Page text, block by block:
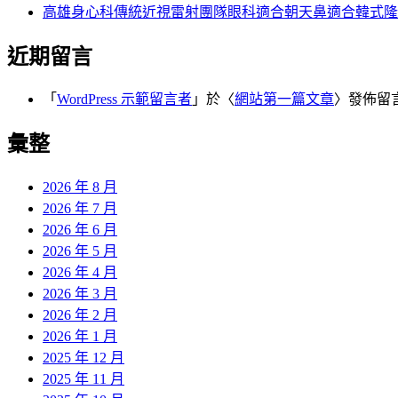
高雄身心科傳統近視雷射團隊眼科適合朝天鼻適合韓式
近期留言
「 WordPress 示範留言者 」於〈網站第一篇文章〉發佈留
彙整
2026 年 8 月
2026 年 7 月
2026 年 6 月
2026 年 5 月
2026 年 4 月
2026 年 3 月
2026 年 2 月
2026 年 1 月
2025 年 12 月
2025 年 11 月